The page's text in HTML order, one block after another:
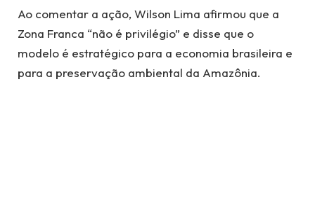
Ao comentar a ação, Wilson Lima afirmou que a
Zona Franca “não é privilégio” e disse que o
modelo é estratégico para a economia brasileira e
para a preservação ambiental da Amazônia.